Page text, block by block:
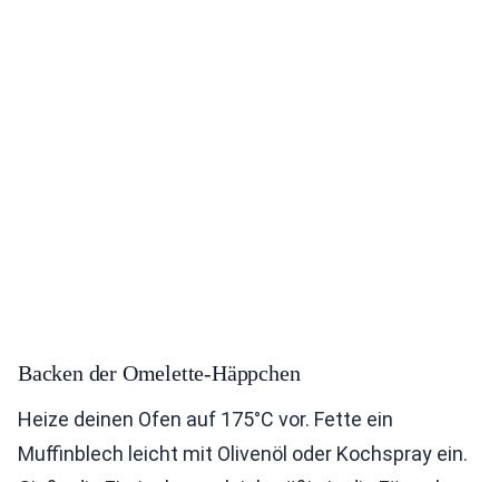
Backen der Omelette-Häppchen
Heize deinen Ofen auf 175°C vor. Fette ein
Muffinblech leicht mit Olivenöl oder Kochspray ein.